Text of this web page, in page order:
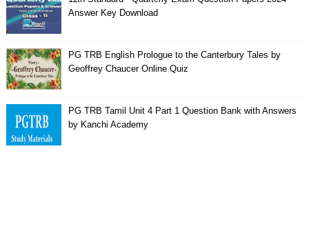
Answer Key Download
PG TRB English Prologue to the Canterbury Tales by
Geoffrey Chaucer Online Quiz
PG TRB Tamil Unit 4 Part 1 Question Bank with Answers
by Kanchi Academy